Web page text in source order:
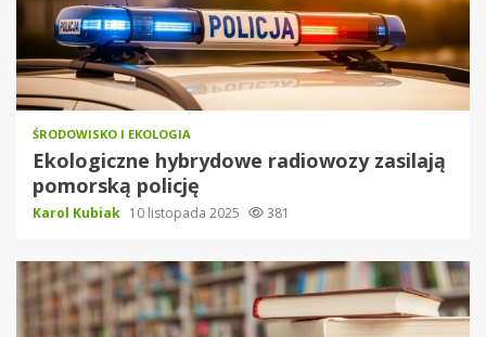
ŚRODOWISKO I EKOLOGIA
Ekologiczne hybrydowe radiowozy zasilają
pomorską policję
Karol Kubiak 10 listopada 2025 381